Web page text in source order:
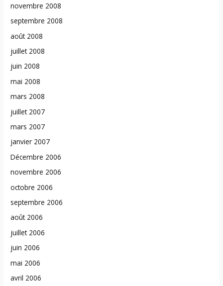
novembre 2008
septembre 2008
août 2008
juillet 2008
juin 2008
mai 2008
mars 2008
juillet 2007
mars 2007
janvier 2007
Décembre 2006
novembre 2006
octobre 2006
septembre 2006
août 2006
juillet 2006
juin 2006
mai 2006
avril 2006